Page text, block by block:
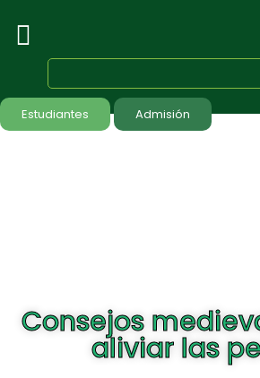
Estudiantes Admisión
Consejos
aliviar las